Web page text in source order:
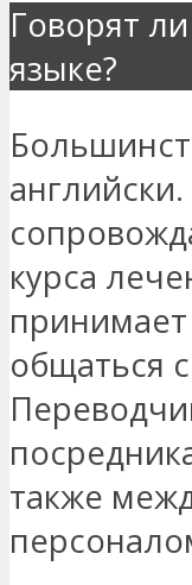
Говорят
языке?
курса
общаться
также